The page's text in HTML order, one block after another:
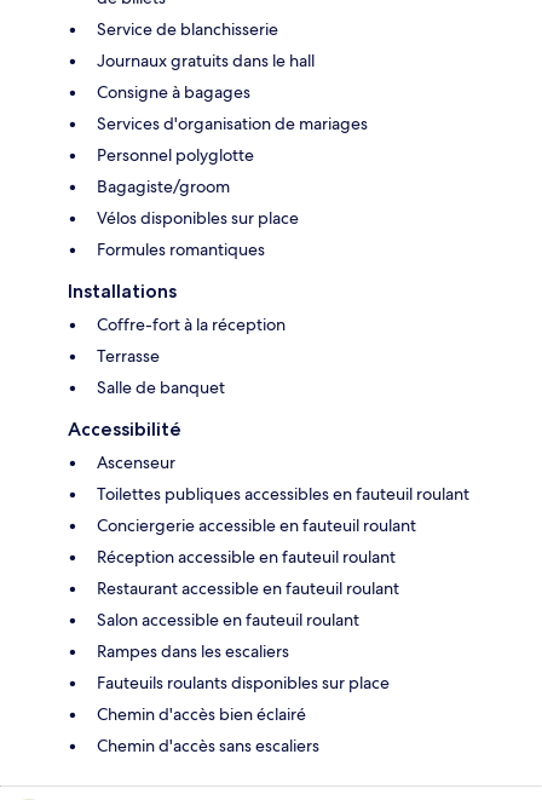
Service de blanchisserie
Journaux gratuits dans le hall
Consigne à bagages
Services d'organisation de mariages
Personnel polyglotte
Bagagiste/groom
Vélos disponibles sur place
Formules romantiques
Installations
Coffre-fort à la réception
Terrasse
Salle de banquet
Accessibilité
Ascenseur
Toilettes publiques accessibles en fauteuil roulant
Conciergerie accessible en fauteuil roulant
Réception accessible en fauteuil roulant
Restaurant accessible en fauteuil roulant
Salon accessible en fauteuil roulant
Rampes dans les escaliers
Fauteuils roulants disponibles sur place
Chemin d'accès bien éclairé
Chemin d'accès sans escaliers